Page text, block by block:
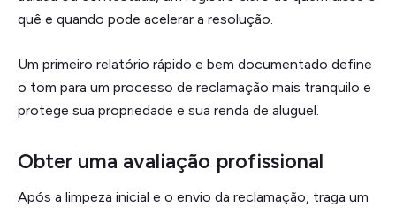
quê e quando pode acelerar a resolução.
Um primeiro relatório rápido e bem documentado define
o tom para um processo de reclamação mais tranquilo e
protege sua propriedade e sua renda de aluguel.
Obter uma avaliação profissional
Após a limpeza inicial e o envio da reclamação, traga um